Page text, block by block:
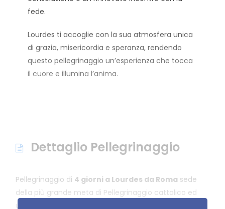
fede.
Lourdes ti accoglie con la sua atmosfera unica
di grazia, misericordia e speranza, rendendo
questo pellegrinaggio un’esperienza che tocca
il cuore e illumina l’anima.
Dettaglio Pellegrinaggio
Pellegrinaggio di 4 giorni a Lourdes da Roma sede
della più grande meta di Pellegrinaggio cattolico ed